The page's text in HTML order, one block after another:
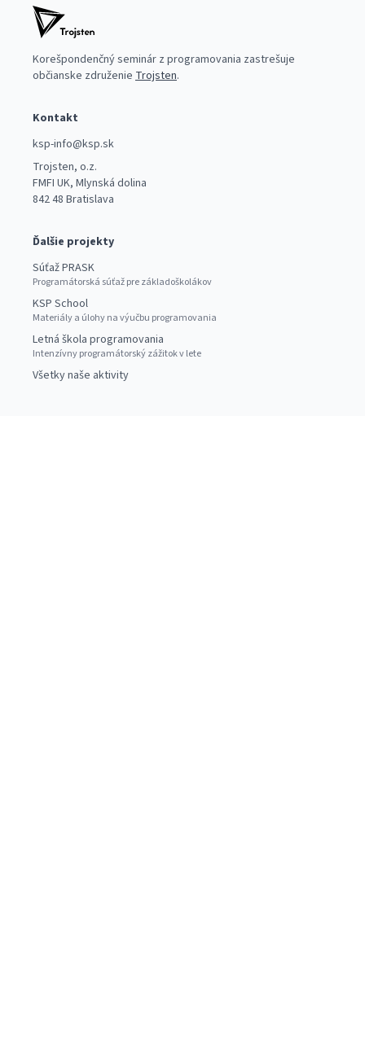
Korešpondenčný seminár z programovania zastrešuje
občianske združenie Trojsten.
Kontakt
ksp-info@ksp.sk
Trojsten, o.z.
FMFI UK, Mlynská dolina
842 48 Bratislava
Ďalšie projekty
Súťaž PRASK
Programátorská súťaž pre základoškolákov
KSP School
Materiály a úlohy na výučbu programovania
Letná škola programovania
Intenzívny programátorský zážitok v lete
Všetky naše aktivity